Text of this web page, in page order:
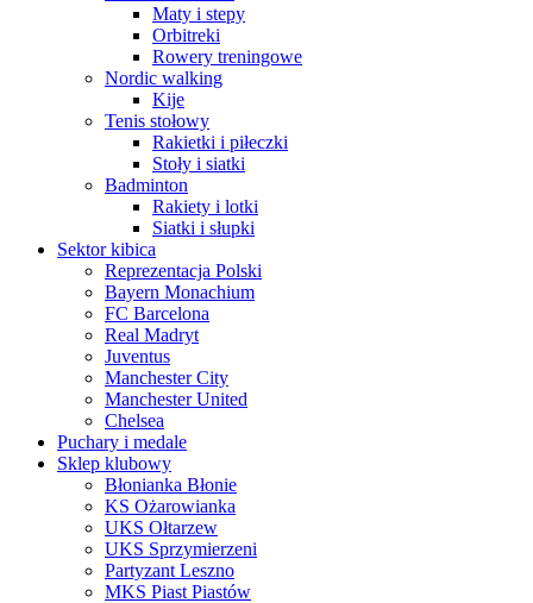
Maty i stepy
Orbitreki
Rowery treningowe
Nordic walking
Kije
Tenis stołowy
Rakietki i piłeczki
Stoły i siatki
Badminton
Rakiety i lotki
Siatki i słupki
Sektor kibica
Reprezentacja Polski
Bayern Monachium
FC Barcelona
Real Madryt
Juventus
Manchester City
Manchester United
Chelsea
Puchary i medale
Sklep klubowy
Błonianka Błonie
KS Ożarowianka
UKS Ołtarzew
UKS Sprzymierzeni
Partyzant Leszno
MKS Piast Piastów